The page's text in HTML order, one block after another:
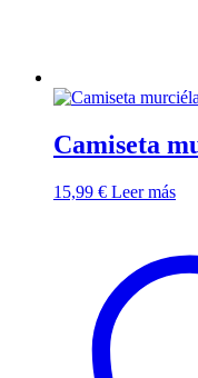
Camiseta
15,99 € Leer más